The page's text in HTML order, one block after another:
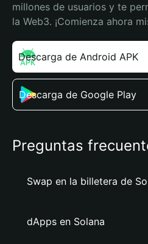
millones de usuarios y te
la Web3. ¡Comienza ahora
Descarga de Android APK
Descarga de Google Play
Preguntas
Swap en la billetera de
dApps en Solana